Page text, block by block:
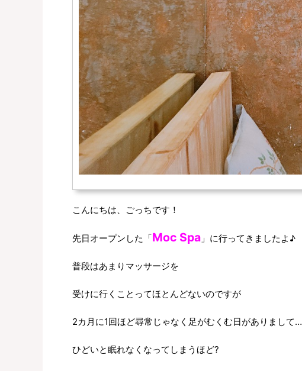
こんにちは、ごっちです！
先日オープンした「Moc Spa 」に行ってきましたよ♪
普段はあまりマッサージを
受けに行くことってほとんどないのですが
2カ月に1回ほど尋常じゃなく足がむくむ日がありまして…
ひどいと眠れなくなってしまうほど?